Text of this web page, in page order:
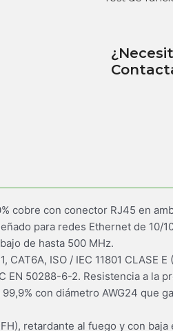
cobre con conector RJ45 en
para redes Ethernet de 10/
de hasta 500 MHz.
ISO / IEC 11801 CLASE
EN 50288-6-2. Resistencia a la
con diámetro AWG24 que
retardante al fuego y con